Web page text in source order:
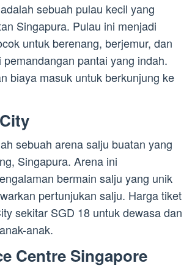
sebuah pulau kecil yang
Singapura. Pulau ini menjadi
untuk berenang, berjemur, dan
pantai yang indah.
biaya masuk untuk berkunjung ke
sebuah arena salju buatan yang
Singapura. Arena ini
bermain salju yang unik
pertunjukan salju. Harga tiket
sekitar SGD 18 untuk dewasa dan
anak.
Centre Singapore